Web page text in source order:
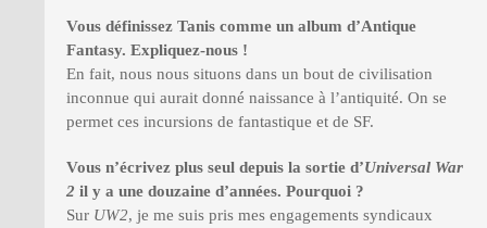
Vous définissez Tanis comme un album d’Antique
Fantasy. Expliquez-nous !
En fait, nous nous situons dans un bout de civilisation
inconnue qui aurait donné naissance à l’antiquité. On se
permet ces incursions de fantastique et de SF.
Vous n’écrivez plus seul depuis la sortie d’Universal War
2 il y a une douzaine d’années. Pourquoi ?
Sur UW2, je me suis pris mes engagements syndicaux